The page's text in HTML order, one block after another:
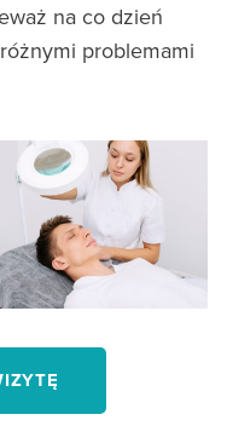
na co dzień
problemami